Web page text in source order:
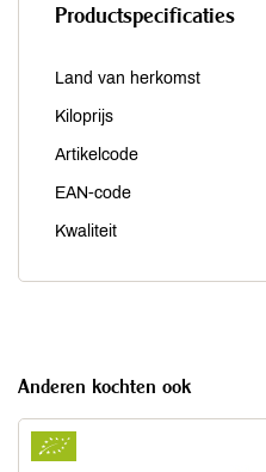
Productspecificaties
Land van herkomst
Kiloprijs
Artikelcode
EAN-code
Kwaliteit
Anderen kochten ook